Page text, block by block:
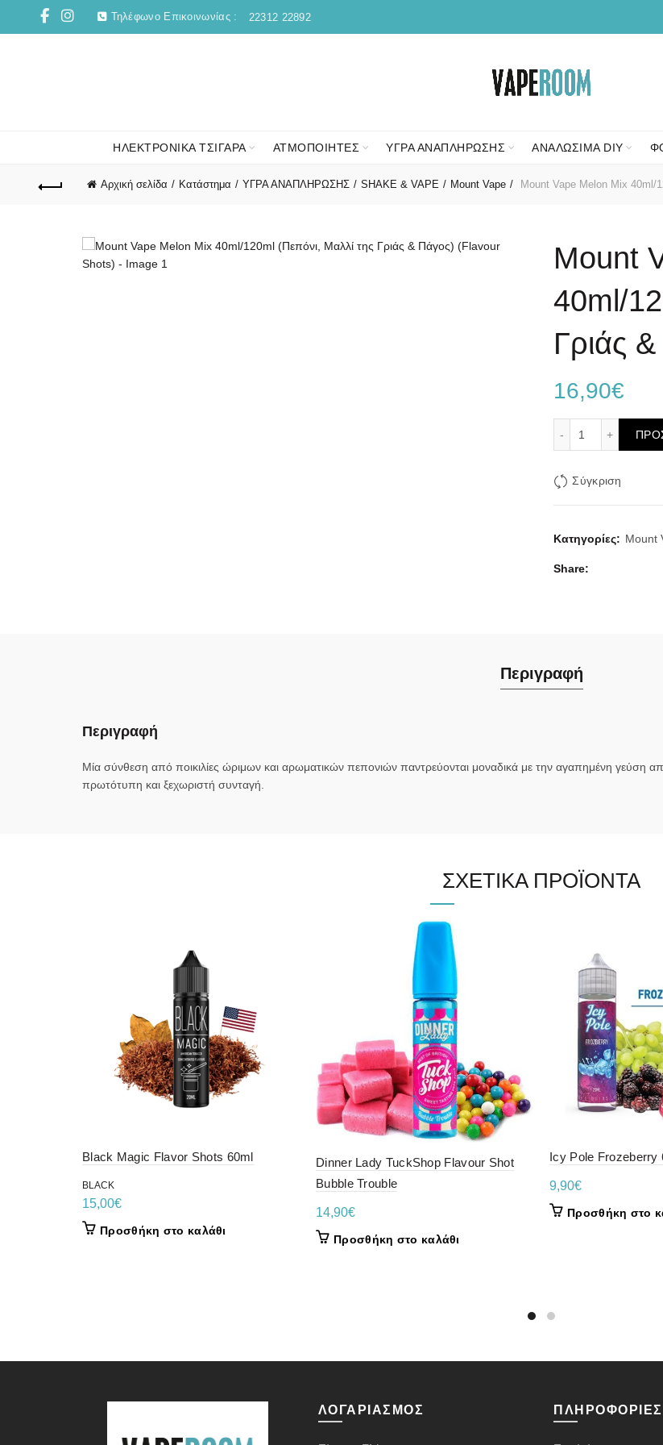
Τηλέφωνο Επικοινωνίας : 22312 22892
ΗΛΕΚΤΡΟΝΙΚΑ ΤΣΙΓΑΡΑ ΑΤΜΟΠΟΙΗΤΕΣ ΥΓΡΑ ΑΝΑΠΛΗΡΩΣΗΣ ΑΝΑΛΩΣΙΜΑ DIY
Αρχική σελίδα Κατάστημα ΥΓΡΑ ΑΝΑΠΛΗΡΩΣΗΣ SHAKE & VAPE Mount Vape Mount Vape Melon Mix 40ml/
Mount
40ml/
Γριάς
16,90€
Mount Vape
Σύγκριση
Κατηγορίες: Mount
Share
Περιγραφή
Περιγραφή
Mία σύνθεση από ποικιλίες ώριμων και αρωματικών πεπονιών παντρεύονται μοναδικά με την αγαπημένη γεύση
πρωτότυπη και ξεχωριστή συνταγή.
ΣΧΕΤΙΚΆ ΠΡΟΪΌΝΤΑ
Black Magic Flavor Shots 60ml
BLACK
15,00€
Προσθήκη στο καλάθι
Dinner Lady TuckShop Flavour Shot
Bubble Trouble
14,90€
Προσθήκη στο καλάθι
Icy Pole Frozeberry
9,90€
Προσθήκη στο
ΛΟΓΑΡΙΑΣΜΌΣ ΠΛΗΡΟΦΟΡΊΕΣ